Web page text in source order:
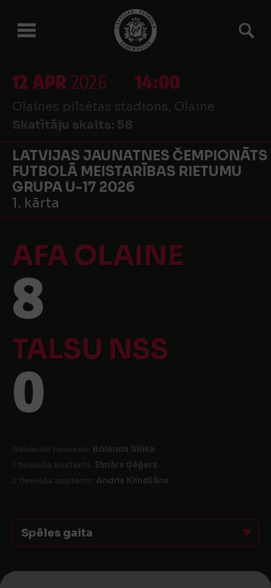
12 APR2026 14:00
Olaines pilsētas stadions, Olaine
Skatītāju skaits: 58
LATVIJAS JAUNATNES ČEMPIONĀTS
FUTBOLĀ MEISTARĪBAS RIETUMU
GRUPA U-17 2026
1. kārta
AFA OLAINE
8
TALSU NSS
0
Galvenais tiesnesis: Rolands Slūka
1 tiesneša asistents: Elmārs Ģēģers
2 tiesneša asistents: Andris Klindžāns
Spēles gaita